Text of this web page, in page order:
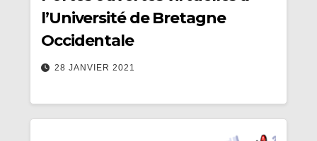
l’Université de Bretagne
Occidentale
28 JANVIER 2021